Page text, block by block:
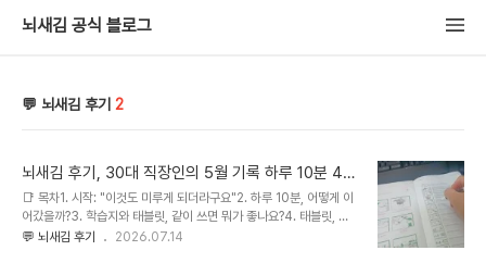
뇌새김 공식 블로그
💬 뇌새김 후기 2
뇌새김 후기, 30대 직장인의 5월 기록 하루 10분 4주
완주기
📑 목차1. 시작: "이것도 미루게 되더라구요"2. 하루 10분, 어떻게 이
어갔을까?3. 학습지와 태블릿, 같이 쓰면 뭐가 좋나요?4. 태블릿, 뇌
새김 학습만 되나요?5. 4주 뒤, 무엇이 달라졌나요?6. 주차별 학습 기
💬 뇌새김 후기 2026.07.14